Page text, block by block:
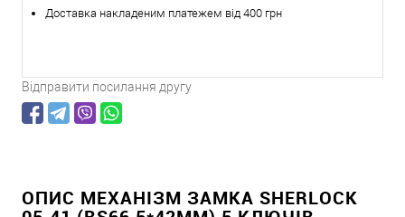
Доставка накладеним платежем від 400 грн
Відправити посилання другу
ОПИС МЕХАНІЗМ ЗАМКА SHERLOCK